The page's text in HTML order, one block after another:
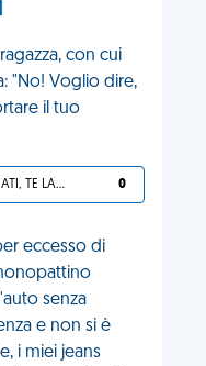
con cui
"No! Voglio dire,
il tuo
SVEGLIATI, TE LA SEI CERCATA! 0
eccesso di
senza
e non si è
i miei jeans